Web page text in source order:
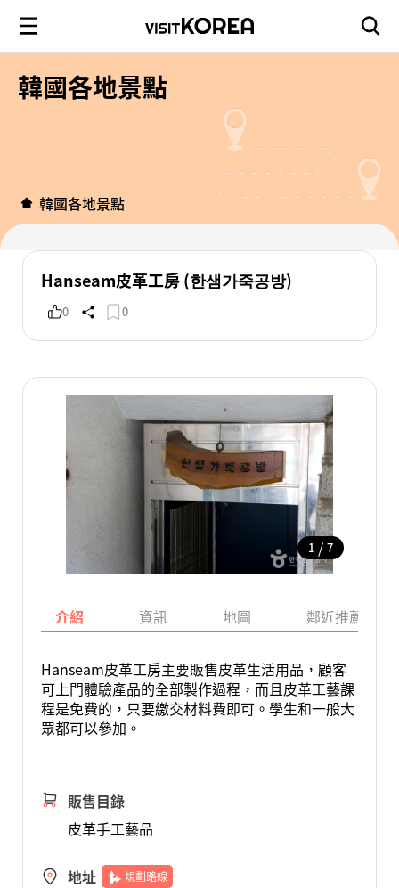
韓國各地景點
韓國各地景點
Hanseam皮革工房 (한샘가죽공방)
0 0
1 / 7
介紹 資訊 地圖 鄰近推薦景點
Hanseam皮革工房主要販售皮革生活用品，顧客
可上門體驗產品的全部製作過程，而且皮革工藝課
程是免費的，只要繳交材料費即可。學生和一般大
眾都可以參加。
販售目錄
皮革手工藝品
地址 規劃路線